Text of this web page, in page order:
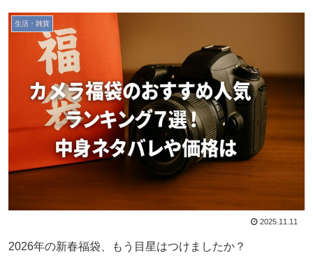
生活・雑貨
2025.11.11
2026年の新春福袋、もう目星はつけましたか？